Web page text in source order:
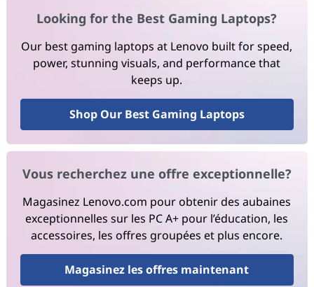
Looking for the Best Gaming Laptops?
Our best gaming laptops at Lenovo built for speed,
power, stunning visuals, and performance that
keeps up.
Shop Our Best Gaming Laptops
Vous recherchez une offre exceptionnelle?
Magasinez Lenovo.com pour obtenir des aubaines
exceptionnelles sur les PC A+ pour l’éducation, les
accessoires, les offres groupées et plus encore.
Magasinez les offres maintenant